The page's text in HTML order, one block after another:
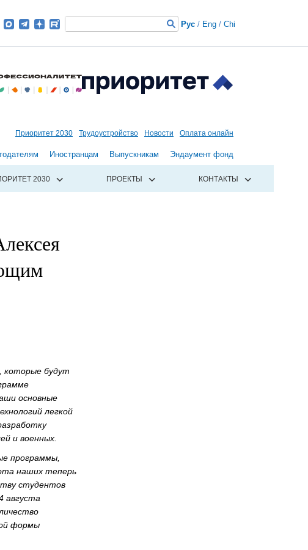
Рус / Eng / Chi
Приоритет 2030 Трудоустройство Новости Оплата онлайн
Иностранцам Выпускникам Эндаумент фонд
2030 ПРОЕКТЫ КОНТАКТЫ
которые будут
основные
легкой
и военных.
программы,
наших теперь
студентов
августа
формы